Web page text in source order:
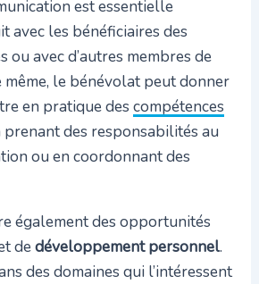
est essentielle
avec les bénéficiaires des
ou avec d’autres membres de
même, le bénévolat peut donner
en pratique des compétences
prenant des responsabilités au
ou en coordonnant des
également des opportunités
dedéveloppement personnel.
des domaines qui l’intéressent